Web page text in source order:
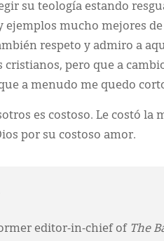
su teología estando
ejemplos mucho mejores
respeto y admiro a
pero que a
a menudo me quedo
es costoso. Le costó la
por su costoso amor.
editor-in-chief of The